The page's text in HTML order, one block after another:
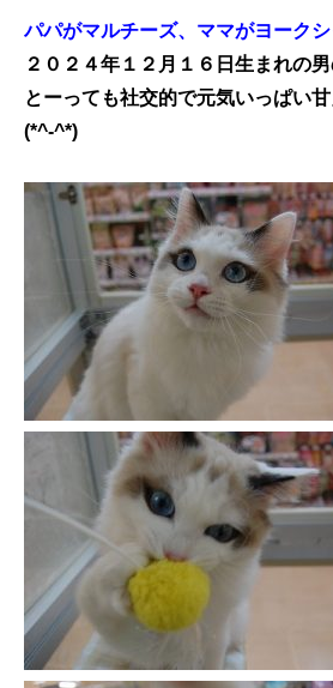
パパがマルチーズ、ママがヨーク
２０２４年１２月１６日生まれの
とーっても社交的で元気いっぱい
(*^-^*)